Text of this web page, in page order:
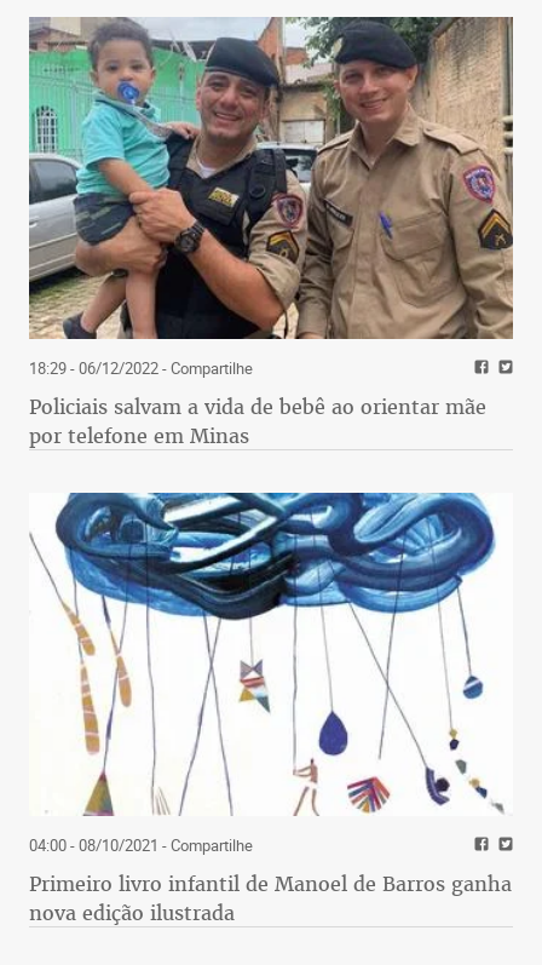
18:29 - 06/12/2022- Compartilhe
Policiais salvam a vida de bebê ao orientar mãe
por telefone em Minas
04:00 - 08/10/2021 - Compartilhe
Primeiro livro infantil de Manoel de Barros ganha
nova edição ilustrada